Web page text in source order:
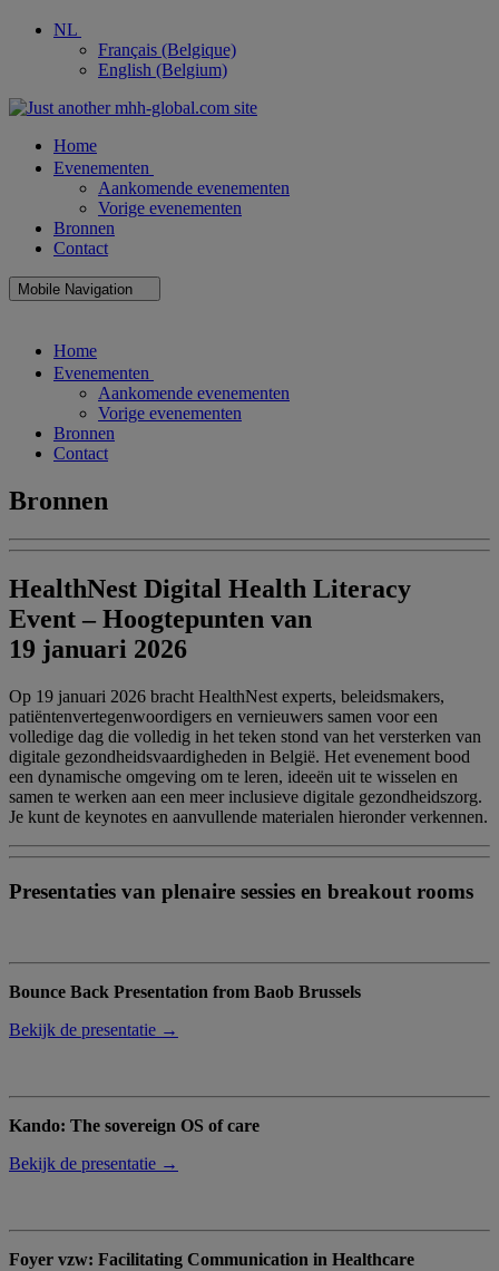
NL
Français (Belgique)
English (Belgium)
Home
Evenementen
Aankomende evenementen
Vorige evenementen
Bronnen
Contact
Mobile Navigation
Mobile
Navigation
Home
Evenementen
Aankomende evenementen
Vorige evenementen
Bronnen
Contact
Bronnen
HealthNest Digital Health Literacy
Event – Hoogtepunten van
19 januari 2026
Op 19 januari 2026 bracht HealthNest experts, beleidsmakers,
patiëntenvertegenwoordigers en vernieuwers samen voor een
volledige dag die volledig in het teken stond van het versterken van
digitale gezondheidsvaardigheden in België. Het evenement bood
een dynamische omgeving om te leren, ideeën uit te wisselen en
samen te werken aan een meer inclusieve digitale gezondheidszorg.
Je kunt de keynotes en aanvullende materialen hieronder verkennen.
Presentaties van plenaire sessies en breakout rooms
Bounce Back Presentation from Baob Brussels
Bekijk de presentatie →
Kando: The sovereign OS of care
Bekijk de presentatie →
Foyer vzw: Facilitating Communication in Healthcare